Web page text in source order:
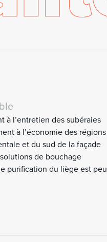
à l’entretien des subéraies
à l’économie des régions
et du sud de la façade
de bouchage
purification du liège est peu